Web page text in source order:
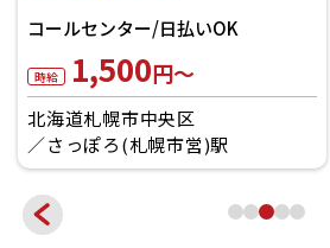
総務事務/日払いOK
時給 1,400円～
北海道札幌市中央区
さっぽろ(札幌市営)駅